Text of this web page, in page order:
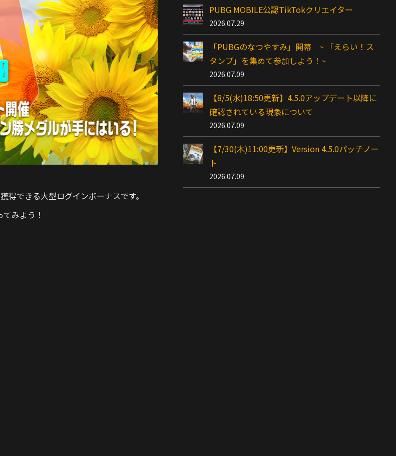
得できる大型ログインボーナスです。
みよう！
PUBG MOBILE公認TikTokクリエイター
2026.07.29
「PUBGのなつやすみ」開幕 ~ 「えらい！ス
タンプ」を集めて参加しよう！~
2026.07.09
【8/5(水)18:50更新】4.5.0アップデート以降に
確認されている現象について
2026.07.09
【7/30(木)11:00更新】Version 4.5.0パッチノー
ト
2026.07.09